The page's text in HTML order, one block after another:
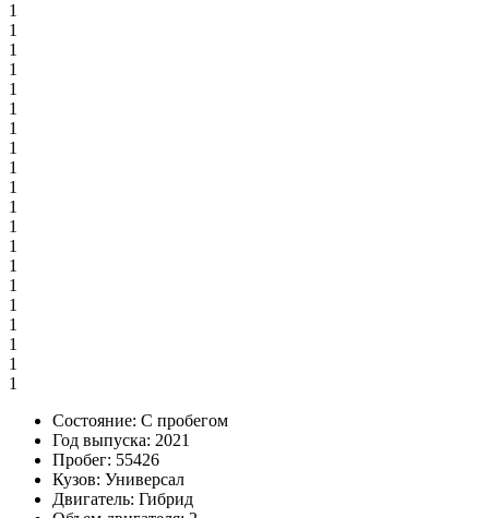
1
1
1
1
1
1
1
1
1
1
1
1
1
1
1
1
1
1
1
1
Состояние: С пробегом
Год выпуска: 2021
Пробег: 55426
Кузов: Универсал
Двигатель: Гибрид